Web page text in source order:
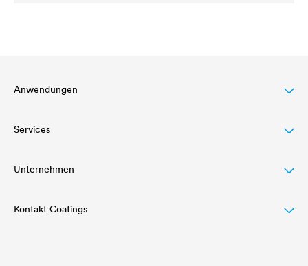
Anwendungen
Dachbeschichtung
Holzlasur
Agrarwirtschaft
Services
Download
Referenzen
Unternehmen
Struktur
Kontakt Coatings